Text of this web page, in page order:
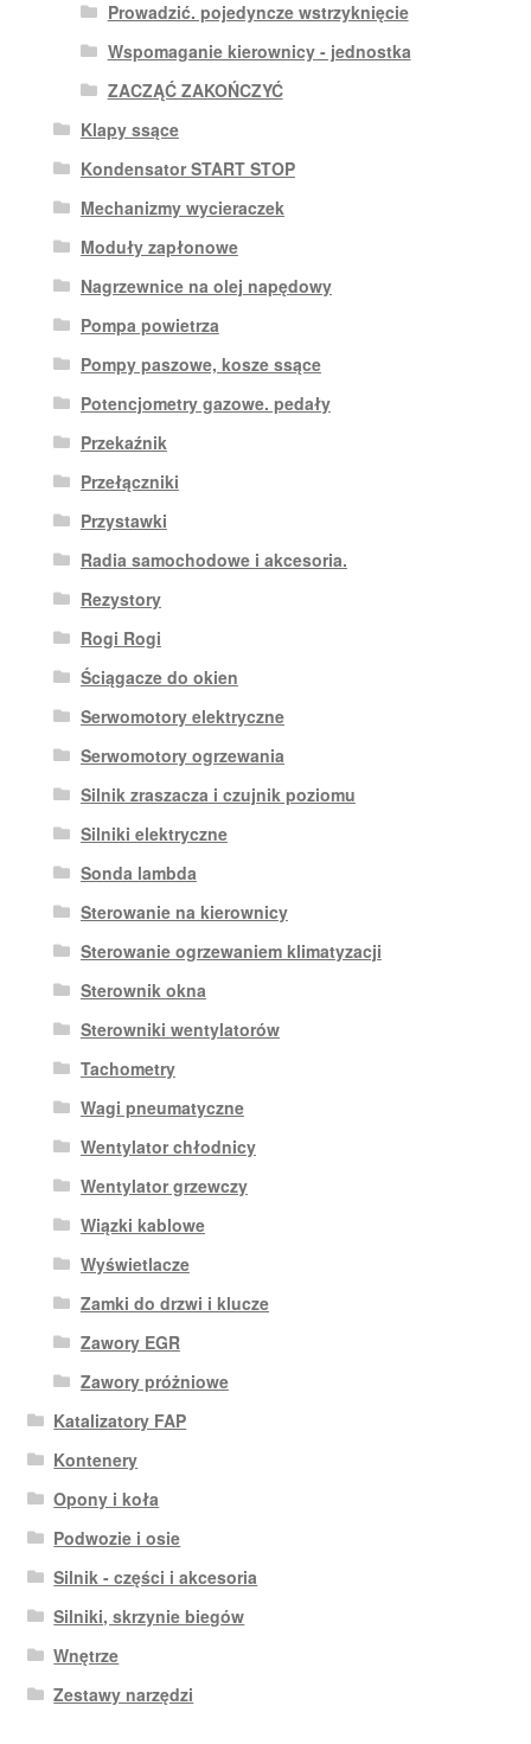
Prowadzić. pojedyncze wstrzyknięcie
Wspomaganie kierownicy - jednostka
ZACZĄĆ ZAKOŃCZYĆ
Klapy ssące
Kondensator START STOP
Mechanizmy wycieraczek
Moduły zapłonowe
Nagrzewnice na olej napędowy
Pompa powietrza
Pompy paszowe, kosze ssące
Potencjometry gazowe. pedały
Przekaźnik
Przełączniki
Przystawki
Radia samochodowe i akcesoria.
Rezystory
Rogi Rogi
Ściągacze do okien
Serwomotory elektryczne
Serwomotory ogrzewania
Silnik zraszacza i czujnik poziomu
Silniki elektryczne
Sonda lambda
Sterowanie na kierownicy
Sterowanie ogrzewaniem klimatyzacji
Sterownik okna
Sterowniki wentylatorów
Tachometry
Wagi pneumatyczne
Wentylator chłodnicy
Wentylator grzewczy
Wiązki kablowe
Wyświetlacze
Zamki do drzwi i klucze
Zawory EGR
Zawory próżniowe
Katalizatory FAP
Kontenery
Opony i koła
Podwozie i osie
Silnik - części i akcesoria
Silniki, skrzynie biegów
Wnętrze
Zestawy narzędzi